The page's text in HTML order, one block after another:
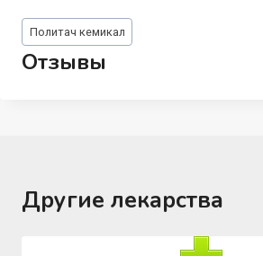
Метки
записи:
Политач кемикал
Отзывы
Другие лекарства